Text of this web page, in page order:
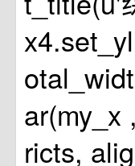
ar(my_x
ricts,